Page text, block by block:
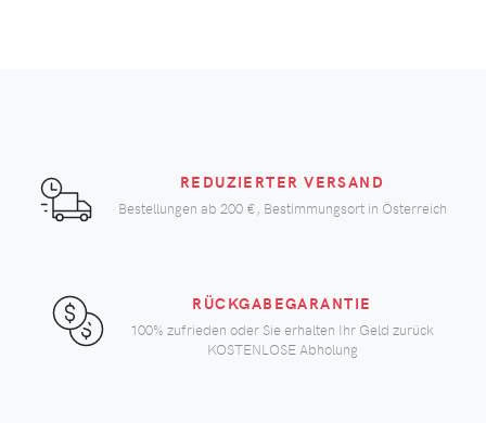
REDUZIERTER VERSAND
Bestellungen ab 200 €, Bestimmungsort in Österreich
RÜCKGABEGARANTIE
100% zufrieden oder Sie erhalten Ihr Geld zurück
KOSTENLOSE Abholung